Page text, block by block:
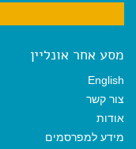
מסע אחר אונליין
English
צור קשר
אודות
מידע למפרסמים